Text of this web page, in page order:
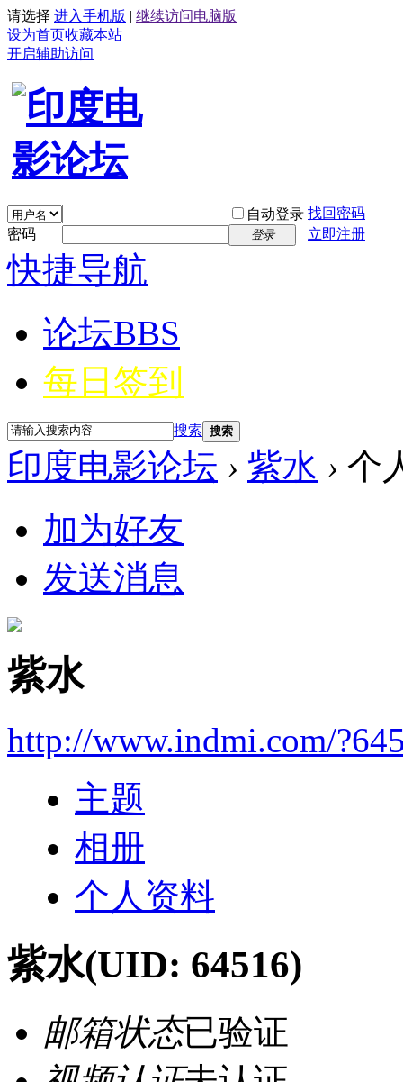
请选择 进入手机版 | 继续访问电脑版
设为首页收藏本站
开启辅助访问
自动登录 找回密码
密码
登录 立即注册
快捷导航
论坛BBS
每日签到
搜索 搜索
印度电影论坛 › 紫水 › 个
加为好友
发送消息
紫水
http://www.indmi.com/
主题
相册
个人资料
紫水(UID: 64516)
邮箱状态已验证